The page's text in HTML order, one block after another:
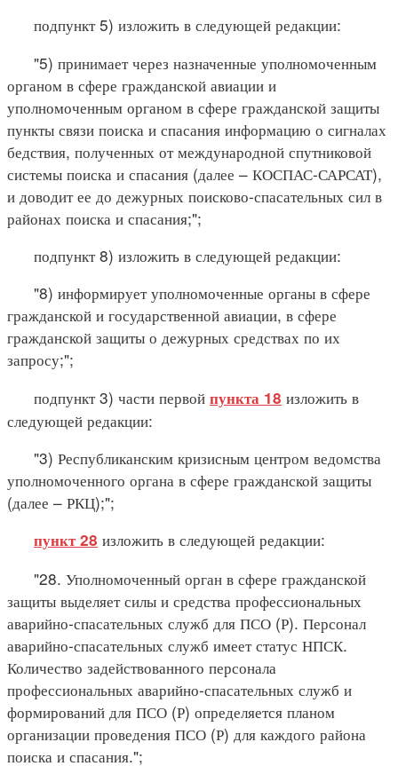
подпункт 5) изложить в следующей редакции:
"5) принимает через назначенные уполномоченным
органом в сфере гражданской авиации и
уполномоченным органом в сфере гражданской защиты
пункты связи поиска и спасания информацию о сигналах
бедствия, полученных от международной спутниковой
системы поиска и спасания (далее – КОСПАС-САРСАТ),
и доводит ее до дежурных поисково-спасательных сил в
районах поиска и спасания;";
подпункт 8) изложить в следующей редакции:
"8) информирует уполномоченные органы в сфере
гражданской и государственной авиации, в сфере
гражданской защиты о дежурных средствах по их
запросу;";
подпункт 3) части первой пункта 18 изложить в
следующей редакции:
"3) Республиканским кризисным центром ведомства
уполномоченного органа в сфере гражданской защиты
(далее – РКЦ);";
пункт 28 изложить в следующей редакции:
"28. Уполномоченный орган в сфере гражданской
защиты выделяет силы и средства профессиональных
аварийно-спасательных служб для ПСО (Р). Персонал
аварийно-спасательных служб имеет статус НПСК.
Количество задействованного персонала
профессиональных аварийно-спасательных служб и
формирований для ПСО (Р) определяется планом
организации проведения ПСО (Р) для каждого района
поиска и спасания.";